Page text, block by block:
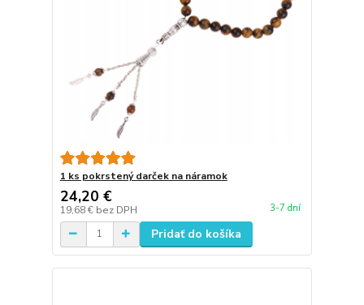
1 ks pokrstený darček na náramok
24,20 €
19,68 € bez DPH 3-7 dní
Pridať do košíka